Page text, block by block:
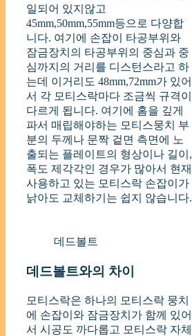
일되어 있지않고
45mm,50mm,55mm등으로 다양합
니다. 여기에 손잡이 타공부위와
잠금장치의 타공부위의 중심과 중
심까지의 거리를 디스턴스라고 하
는데 이거리도 48mm,72mm가 있어
서 각 모티스락마다 조금씩 규격이
다르게 됩니다. 여기에 홈을 깊게
파서 매립해야하는 모티스뭉치 부
분의 두께나 문짝 겉면 측면에 노
출되는 플레이트의 형상이나 길이,
폭도 제각각인 경우가 많아서 현재
사용하고 있는 모티스락 손잡이가
낡아도 교체하기는 쉽지 않습니다.
데드볼트
데드볼트와의 차이
모티스락은 하나의 모티스락 뭉치
에 손잡이와 잠금장치가 함께 있어
서 시공도 까다롭고 모티스락 자체